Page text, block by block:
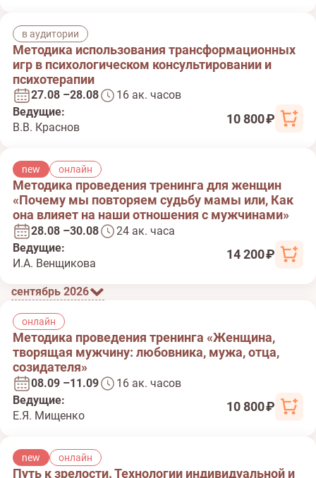
в аудитории
Методика использования трансформационных
игр в психологическом консультировании и
психотерапии
27.08 –28.08
16 ак. часов
Ведущие:
В.В. Краснов
10 800 ₽
new онлайн
Методика проведения тренинга для женщин
«Почему мы повторяем судьбу мамы или, Как
она влияет на наши отношения с мужчинами»
28.08 –30.08
24 ак. часа
Ведущие:
И.А. Венщикова
14 200 ₽
сентябрь 2026
онлайн
Методика проведения тренинга «Женщина,
творящая мужчину: любовника, мужа, отца,
созидателя»
08.09 –11.09
16 ак. часов
Ведущие:
Е.Я. Мищенко
10 800 ₽
new онлайн
Путь к зрелости. Технологии индивидуальной и